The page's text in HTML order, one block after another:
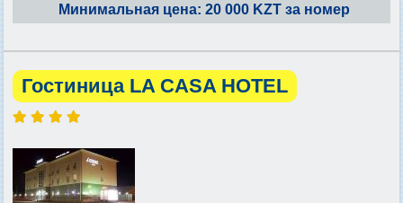
Минимальная цена: 20 000 KZT за номер
Гостиница LA CASA HOTEL